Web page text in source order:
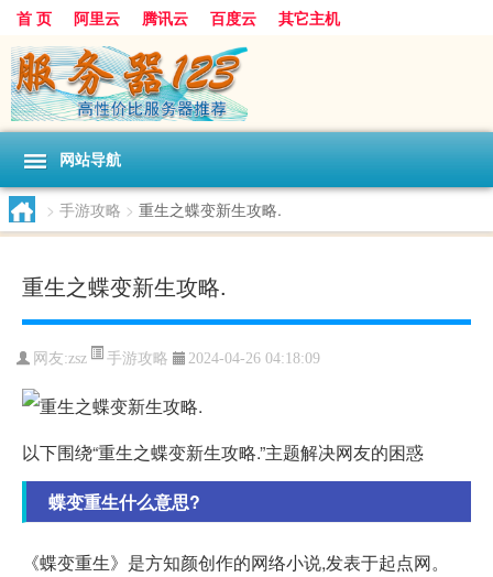
首 页 阿里云 腾讯云 百度云 其它主机
网站导航
> 手游攻略 > 重生之蝶变新生攻略.
重生之蝶变新生攻略.
网友:zsz 手游攻略 2024-04-26 04:18:09
以下围绕“重生之蝶变新生攻略.”主题解决网友的困惑
蝶变重生什么意思?
《蝶变重生》是方知颜创作的网络小说,发表于起点网。